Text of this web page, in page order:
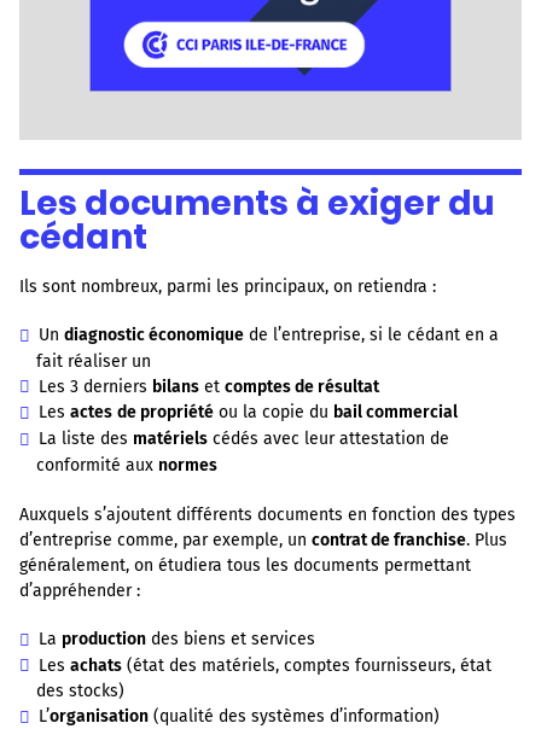
Les documents à exiger du
cédant
Ils sont nombreux, parmi les principaux, on retiendra :
Undiagnostic économique de l’entreprise, si le cédant en a
fait réaliser un
Les 3 derniers bilans etcomptes de résultat
Lesactes de propriété ou la copie du bail commercial
La liste des matériels cédés avec leur attestation de
conformité aux normes
Auxquels s’ajoutent différents documents en fonction des types
d’entreprise comme, par exemple, un contrat de franchise. Plus
généralement, on étudiera tous les documents permettant
d’appréhender :
La production des biens et services
Lesachats (état des matériels, comptes fournisseurs, état
des stocks)
L’organisation (qualité des systèmes d’information)